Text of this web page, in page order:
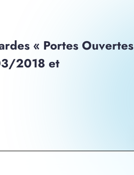
« Portes Ouvertes
2018 et